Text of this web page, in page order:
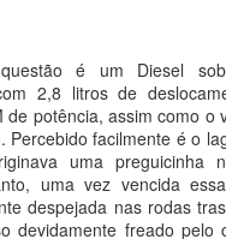
é um Diesel
2,8 litros de
de potência, assim como o
Percebido facilmente é o
uma preguicinha
uma vez vencida
despejada nas rodas
devidamente freado pelo